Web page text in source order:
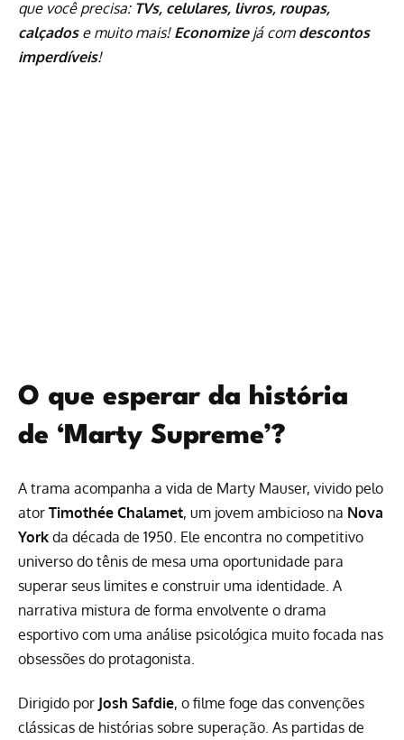
que você precisa: TVs, celulares, livros, roupas,
calçadose muito mais! Economizejá com descontos
imperdíveis!
O que esperar da história
de ‘Marty Supreme’?
A trama acompanha a vida de Marty Mauser, vivido pelo
ator Timothée Chalamet, um jovem ambicioso na Nova
York da década de 1950. Ele encontra no competitivo
universo do tênis de mesa uma oportunidade para
superar seus limites e construir uma identidade. A
narrativa mistura de forma envolvente o drama
esportivo com uma análise psicológica muito focada nas
obsessões do protagonista.
Dirigido por Josh Safdie, o filme foge das convenções
clássicas de histórias sobre superação. As partidas de